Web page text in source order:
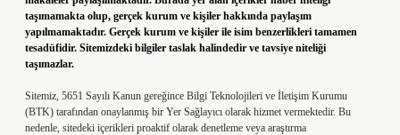
taşımamakta olup, gerçek kurum ve kişiler hakkında paylaşım
yapılmamaktadır. Gerçek kurum ve kişiler ile isim benzerlikleri tamamen
tesadüfidir. Sitemizdeki bilgiler taslak halindedir ve tavsiye niteliği
taşımazlar.
Sitemiz, 5651 Sayılı Kanun gereğince Bilgi Teknolojileri ve İletişim Kurumu
(BTK) tarafından onaylanmış bir Yer Sağlayıcı olarak hizmet vermektedir. Bu
nedenle, sitedeki içerikleri proaktif olarak denetleme veya araştırma